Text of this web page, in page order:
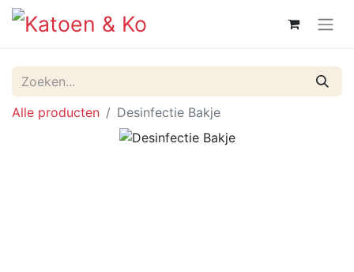
Alle producten Desinfectie Bakje